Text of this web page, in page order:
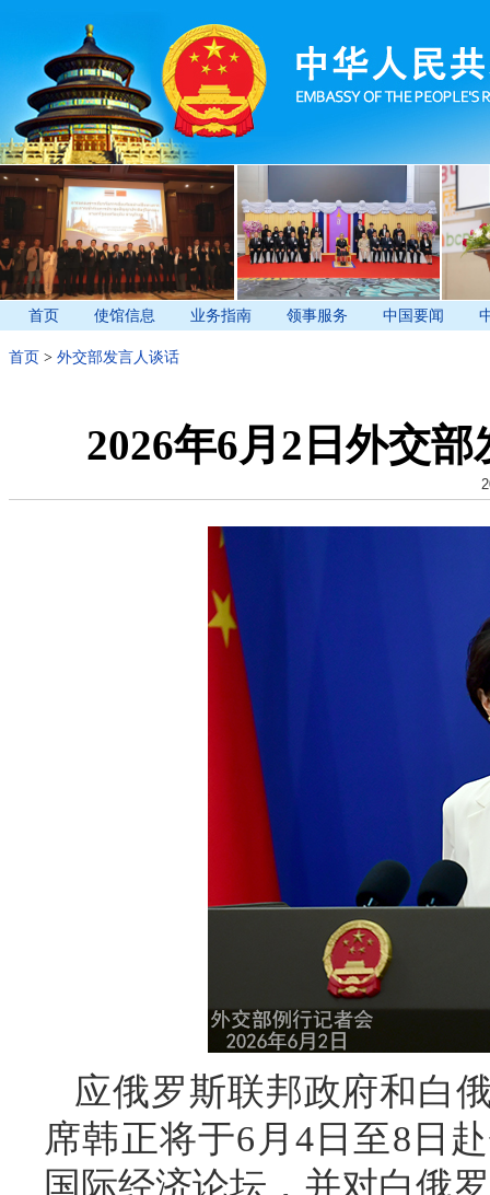
首页 使馆信息 业务指南 领事服务 中国要闻
首页 > 外交部发言人谈话
2026年6月2日外交
应俄罗斯联邦政府和白
席韩正将于6月4日至8日
国际经济论坛，并对白俄